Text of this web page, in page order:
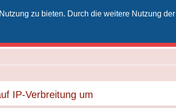
zu bieten. Durch die weitere Nutzung
IP-Verbreitung um